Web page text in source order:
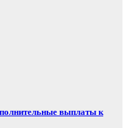
выплаты к